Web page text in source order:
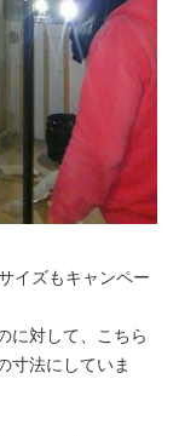
イズもキャンペー
に対して、こちら
寸法にしていま